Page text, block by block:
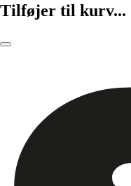
Tilføjer til kurv...